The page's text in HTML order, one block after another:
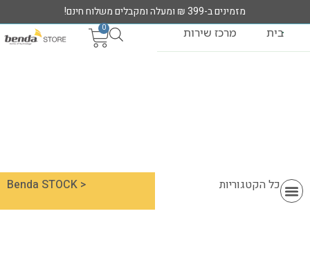
מזמינים ב-399 ₪ ומעלה ומקבלים משלוח חינם!
בית מרכז שירות 0
כל הקטגוריות < Benda STOCK